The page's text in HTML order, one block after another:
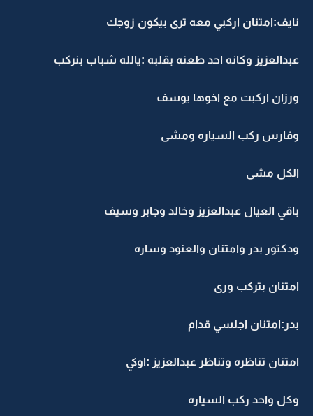
نايف:امتنان اركبي معه ترى بيكون زوجك
عبدالعزيز وكانه احد طعنه بقلبه :يالله شباب بنركب
ورزان اركبت مع اخوها يوسف
وفارس ركب السياره ومشى
الكل مشى
باقي العيال عبدالعزيز وخالد وجابر وسيف
ودكتور بدر وامتنان والعنود وساره
امتنان بتركب ورى
بدر:امتنان اجلسي قدام
امتنان تناظره وتناظر عبدالعزيز :اوكي
وكل واحد ركب السياره